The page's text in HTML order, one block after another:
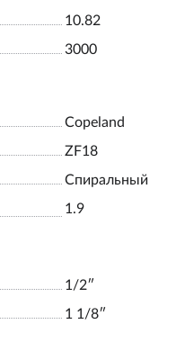
10.82
3000
Copeland
ZF18
Спиральный
1.9
1/2ʺ
1 1/8ʺ